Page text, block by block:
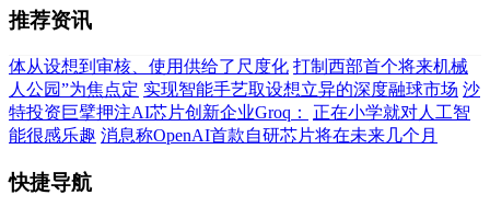
推荐资讯
体从设想到审核、使用供给了尺度化 打制西部首个将来机械
人公园”为焦点定 实现智能手艺取设想立异的深度融球市场 沙
特投资巨擘押注AI芯片创新企业Groq：
正在小学就对人工智
能很感乐趣 消息称OpenAI首款自研芯片将在未来几个月
快捷导航